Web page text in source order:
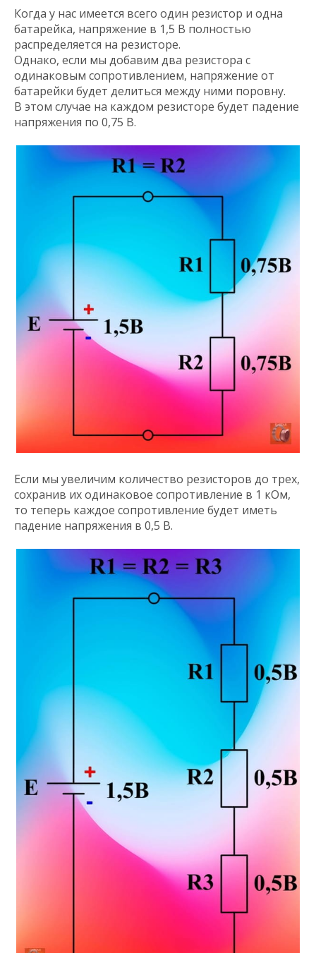
Когда у нас имеется всего один резистор и одна
батарейка, напряжение в 1,5 В полностью
распределяется на резисторе.
Однако, если мы добавим два резистора с
одинаковым сопротивлением, напряжение от
батарейки будет делиться между ними поровну.
В этом случае на каждом резисторе будет падение
напряжения по 0,75 В.
Если мы увеличим количество резисторов до трех,
сохранив их одинаковое сопротивление в 1 кОм,
то теперь каждое сопротивление будет иметь
падение напряжения в 0,5 В.